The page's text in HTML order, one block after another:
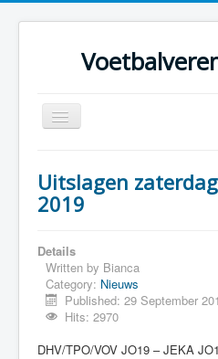
Toggle
Navigation
Over TPO
Foto's
Sponsoring
Programma
Uitslagen
2019
Details
Written by Bianca
Category: Nieuws
Published: 29 September
Hits: 2970
DHV/TPO/VOV JO19 – JEKA